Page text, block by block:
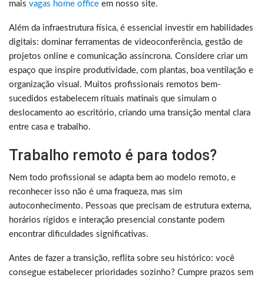
mais vagas home office em nosso site.
Além da infraestrutura física, é essencial investir em habilidades
digitais: dominar ferramentas de videoconferência, gestão de
projetos online e comunicação assíncrona. Considere criar um
espaço que inspire produtividade, com plantas, boa ventilação e
organização visual. Muitos profissionais remotos bem-
sucedidos estabelecem rituais matinais que simulam o
deslocamento ao escritório, criando uma transição mental clara
entre casa e trabalho.
Trabalho remoto é para todos?
Nem todo profissional se adapta bem ao modelo remoto, e
reconhecer isso não é uma fraqueza, mas sim
autoconhecimento. Pessoas que precisam de estrutura externa,
horários rígidos e interação presencial constante podem
encontrar dificuldades significativas.
Antes de fazer a transição, reflita sobre seu histórico: você
consegue estabelecer prioridades sozinho? Cumpre prazos sem